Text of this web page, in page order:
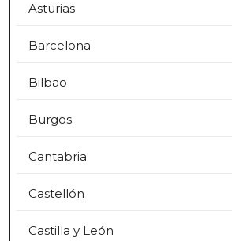
Asturias
Barcelona
Bilbao
Burgos
Cantabria
Castellón
Castilla y León